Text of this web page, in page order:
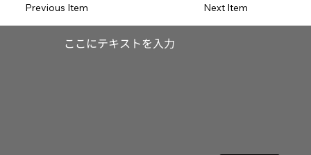
Next Item
Previous Item
​ここにテキストを入力